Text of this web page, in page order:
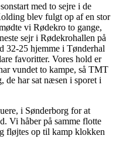
med to sejre i de
blev fulgt op af en stor
vi Rødekro to gange,
sejr i Rødekrohallen på
32-25 hjemme i Tønderhal
favoritter. Vores hold er
vundet to kampe, så TMT
de har sat næsen i sporet i
i Sønderborg for at
Vi håber på samme flotte
fløjtes op til kamp klokken